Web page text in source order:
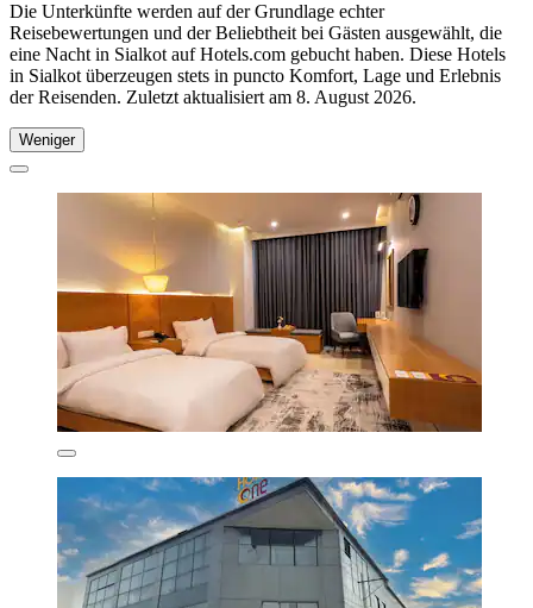
Die Unterkünfte werden auf der Grundlage echter
Reisebewertungen und der Beliebtheit bei Gästen ausgewählt, die
eine Nacht in Sialkot auf Hotels.com gebucht haben. Diese Hotels
in Sialkot überzeugen stets in puncto Komfort, Lage und Erlebnis
der Reisenden. Zuletzt aktualisiert am 8. August 2026.
Weniger